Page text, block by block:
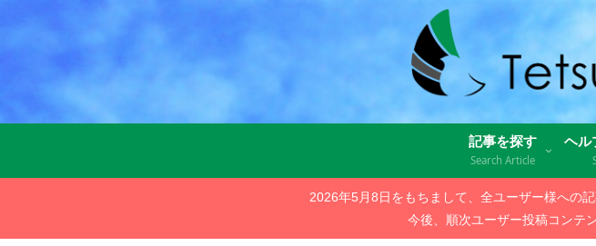
記事を探す
Search Article
ヘル
2026年5月8日をもちまして、全ユーザー様への
今後、順次ユーザー投稿コンテ